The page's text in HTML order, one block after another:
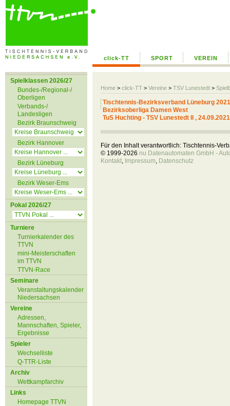
click-TT SPORT VEREIN
Home > click-TT > Vereine > TSV Lunestedt >
Spielklassen 2026/27
Bundes-/Regional-/
Oberligen
Verbands-/
Landesligen
Bezirk Braunschweig
Bezirk Hannover
Bezirk Lüneburg
Bezirk Weser-Ems
Pokal 2026/27
Turniere
Turnierkalender des
TTVN
mini-Meisterschaften
im TTVN
TTVN-Race
Seminare
Veranstaltungskalender
Niedersachsen
Vereine
Adressen,
Mannschaften, Spieler,
Ergebnisse
Spieler
Wechselliste
Q-TTR-Liste
Archiv
Wettkampfarchiv
Links
Homepage TTVN
Tischtennis-Bezirksverband Lüneburg
Bezirksoberliga Damen West
TuS Huchting - TSV Lunestedt II ,
Für den Inhalt verantwortlich: Tischtennis-
© 1999-2026 nu Datenautomaten GmbH -
Kontakt, Impressum, Datenschutz